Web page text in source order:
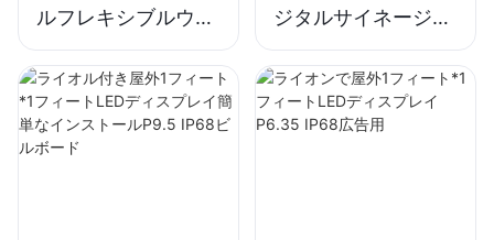
ルフレキシブルウィ
ンドウ 自己粘着式透
明LEDスクリーン
（窓広告用）
ジタルサイネージ
P4.23 1フィート×1
フィート IP68 ホテ
ル/看板用